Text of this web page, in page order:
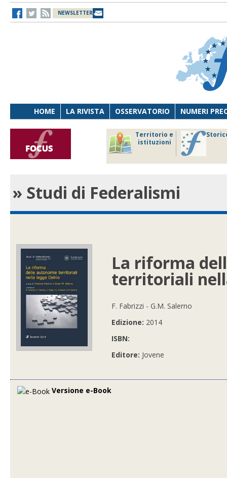
NEWSLETTER
HOME LA RIVISTA OSSERVATORIO NUMERI
Territorio e
istituzioni
» Studi di Federalismi
La riforma
territoriali
F. Fabrizzi - G.M. Salerno
Edizione: 2014
ISBN:
Editore: Jovene
Versione e-Book